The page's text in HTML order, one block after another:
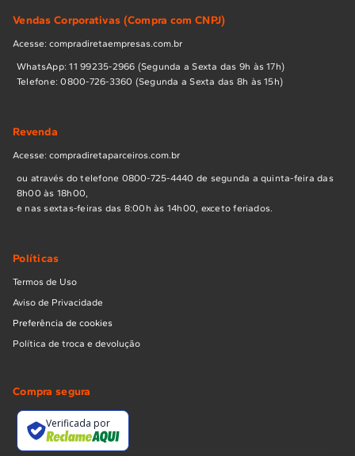
Vendas Corporativas (Compra com CNPJ)
Acesse: compradiretaempresas.com.br
WhatsApp: 11 99235-2966 (Segunda a Sexta das 9h às 17h)
Telefone: 0800-726-3360 (Segunda a Sexta das 8h às 15h)
Revenda
Acesse: compradiretaparceiros.com.br
ou através do telefone 0800-725-4440 de segunda a quinta-feira das
8h00 às 18h00,
e nas sextas-feiras das 8:00h às 14h00, exceto feriados.
Políticas
Termos de Uso
Aviso de Privacidade
Preferência de cookies
Política de troca e devolução
Compra segura
Verificada por